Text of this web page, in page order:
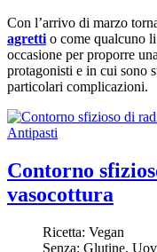
Con l’arrivo di marzo
agretti o come qualcuno
occasione per proporre
protagonisti e in cui sono
particolari complicazioni.
Antipasti
Contorno
vasocottura
Ricetta: Vegan
Senza: Glutine,